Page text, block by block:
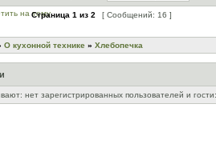
Страница 1 из 2 [ Сообщений: 16 ]
О кухонной технике » Хлебопечка
нет зарегистрированных пользователей и